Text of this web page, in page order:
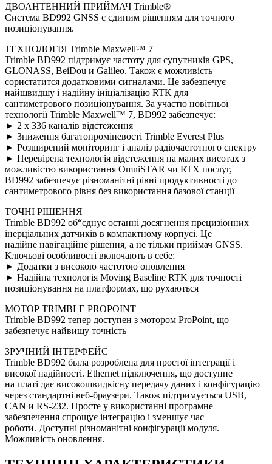
ДВОАНТЕННИЙ ПРИЙМАЧ Trimble®
Система BD992 GNSS є єдиним рішенням для точного
позиціонування.
ТЕХНОЛОГІЯ Trimble Maxwell™ 7
Trimble BD992 підтримує частоту для супутників GPS,
GLONASS, BeiDou и Galileo. Також є можливість
сористатится додатковими сигналами. Це забезпечує
найшвидшу і надійну ініціалізацію RTK для
сантиметрового позиціонування. За участю новітньої
технології Trimble Maxwell™ 7, BD992 забезпечує:
► 2 x 336 каналів відстеження
► Зниження багатопроміневості Trimble Everest Plus
► Розширений моніторинг і аналіз радіочастотного спектру
► Перевірена технологія відстеження на малих висотах з
можливістю використання OmniSTAR чи RTX послуг,
BD992 забезпечує різноманітні рівні продуктивності до
сантиметрового рівня без використання базової станції
ТОЧНІ РІШЕННЯ
Trimble BD992 об“єднує останні досягнення прецизіонних
інерціальних датчиків в компактному корпусі. Це
надійне навігаційне рішення, а не тільки приймач GNSS.
Ключьові особливості включають в себе:
► Додатки з високою частотою оновлення
► Надійна технологія Moving Baseline RTK для точності
позиціонування на платформах, що рухаються
МОТОР TRIMBLE PROPOINT
Trimble BD992 тепер доступен з мотором ProPoint, що
забезпечує найвищу точність
ЗРУЧНИЙ ІНТЕРФЕЙС
Trimble BD992 была розроблена для простої інтеграції і
високої надійності. Ethernet підключення, що доступне
на платі дає високошвидкісну передачу даних і конфігурацію
через стандартні веб-браузери. Також підтримується USB,
CAN и RS-232. Просте у використанні програмне
забезпечення спрощує інтеграцію і зменшує час
роботи. Доступні різноманітні конфігурації модуля.
Можливість оновлення.